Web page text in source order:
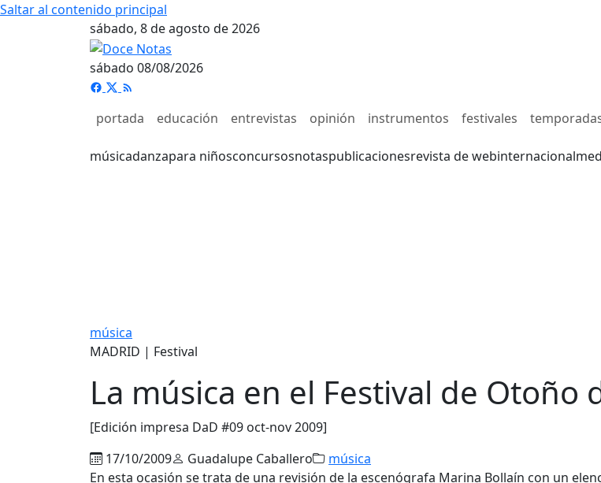
Saltar al contenido principal
sábado, 8 de agosto de 2026
sábado 08/08/2026
portada educación entrevistas opinión instrumentos festivales
músicadanzapara niñosconcursosnotaspublicacionesrevista de webinternacional
música
MADRID | Festival
La música en el Festival de Otoño
[Edición impresa DaD #09 oct-nov 2009]
17/10/2009
Guadalupe Caballero
música
En esta ocasión se trata de una revisión de la escenógrafa Marina Bollaín con un